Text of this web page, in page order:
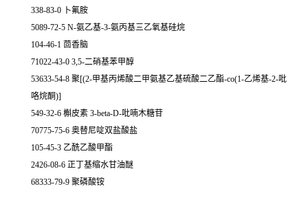
338-83-0 卜氟胺
5089-72-5 N-氨乙基-3-氨丙基三乙氧基硅烷
104-46-1 茴香脑
71022-43-0 3,5-二硝基苯甲醇
53633-54-8 聚[(2-甲基丙烯酸二甲氨基乙基硫酸二乙酯-co(1-乙烯基-2-吡
咯烷酮)]
549-32-6 槲皮素 3-beta-D-吡喃木糖苷
70775-75-6 奥替尼啶双盐酸盐
105-45-3 乙酰乙酸甲酯
2426-08-6 正丁基缩水甘油醚
68333-79-9 聚磷酸铵